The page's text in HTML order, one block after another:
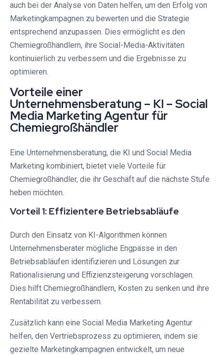
auch bei der Analyse von Daten helfen, um den Erfolg von
Marketingkampagnen zu bewerten und die Strategie
entsprechend anzupassen. Dies ermöglicht es den
Chemiegroßhändlern, ihre Social-Media-Aktivitäten
kontinuierlich zu verbessern und die Ergebnisse zu
optimieren.
Vorteile einer
Unternehmensberatung – KI – Social
Media Marketing Agentur für
Chemiegroßhändler
Eine Unternehmensberatung, die KI und Social Media
Marketing kombiniert, bietet viele Vorteile für
Chemiegroßhändler, die ihr Geschäft auf die nächste Stufe
heben möchten.
Vorteil 1: Effizientere Betriebsabläufe
Durch den Einsatz von KI-Algorithmen können
Unternehmensberater mögliche Engpässe in den
Betriebsabläufen identifizieren und Lösungen zur
Rationalisierung und Effizienzsteigerung vorschlagen.
Dies hilft Chemiegroßhändlern, Kosten zu senken und ihre
Rentabilität zu verbessern.
Zusätzlich kann eine Social Media Marketing Agentur
helfen, den Vertriebsprozess zu optimieren, indem sie
gezielte Marketingkampagnen entwickelt, um neue